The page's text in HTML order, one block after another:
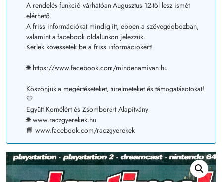
A rendelés funkció várhatóan Augusztus 12-től lesz ismét
elérhető.
A friss információkat mindig itt, ebben a szövegdobozban,
valamint a facebook oldalunkon jelezzük.
Kérlek kövessetek be a friss információkért!
🌐 https://www.facebook.com/mindenamivan.hu
Köszönjük a megértéseteket, türelmeteket és támogatásotokat!
💛
Együtt Kornélért és Zsomborért Alapítvány
🌐 www.raczgyerekek.hu
📘 www.facebook.com/raczgyerekek